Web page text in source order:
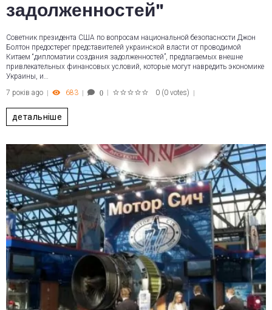
задолженностей"
Советник президента США по вопросам национальной безопасности Джон
Болтон предостерег представителей украинской власти от проводимой
Китаем “дипломатии создания задолженностей”, предлагаемых внешне
привлекательных финансовых условий, которые могут навредить экономике
Украины, и…
7 років ago
683 0 0 (0 votes)
детальніше